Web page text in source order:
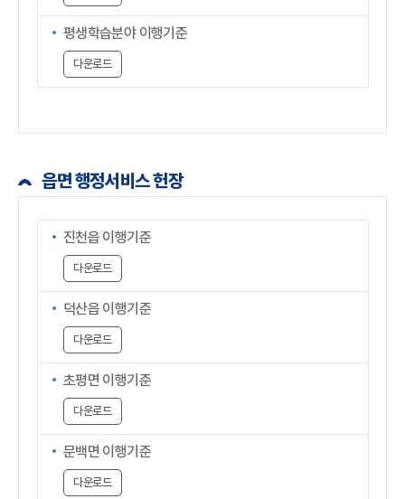
평생학습분야 이행기준
다운로드
읍면 행정서비스 헌장
진천읍 이행기준
다운로드
덕산읍 이행기준
다운로드
초평면 이행기준
다운로드
문백면 이행기준
다운로드